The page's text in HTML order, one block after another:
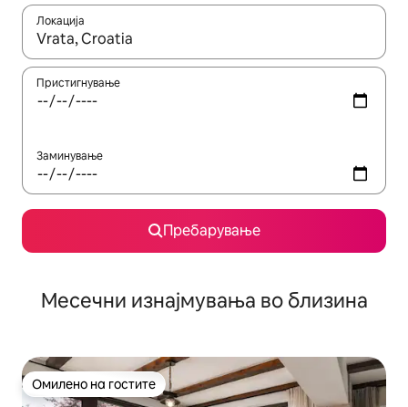
Локација
Кога резултатите се достапни, движете се со копчињата
Пристигнување
Заминување
Пребарување
Месечни изнајмувања во близина
Омилено на гостите
Омилено на гостите